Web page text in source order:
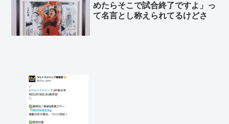
めたらそこで試合終了ですよ」っ
て名言とし称えられてるけどさ